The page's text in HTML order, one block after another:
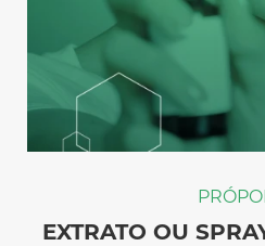
EXTRATO OU